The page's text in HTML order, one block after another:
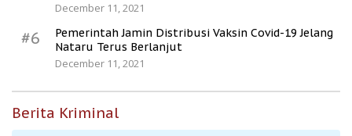
December 11, 2021
#6
Pemerintah Jamin Distribusi Vaksin Covid-19 Jelang
Nataru Terus Berlanjut
December 11, 2021
Berita Kriminal